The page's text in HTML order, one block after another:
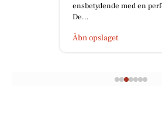
ensbetydende med en
De...
Åbn opslaget